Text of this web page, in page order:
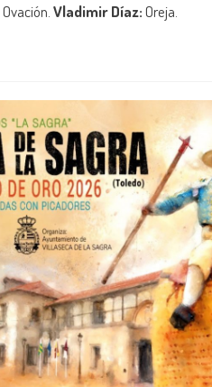
Ovación. Vladimir Díaz:Oreja.